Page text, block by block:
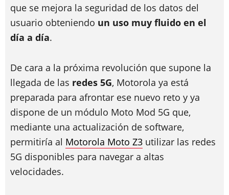
que se mejora la seguridad de los datos del
usuario obteniendo un uso muy fluido en el
día a día.
De cara a la próxima revolución que supone la
llegada de las redes 5G, Motorola ya está
preparada para afrontar ese nuevo reto y ya
dispone de un módulo Moto Mod 5G que,
mediante una actualización de software,
permitiría al Motorola Moto Z3 utilizar las redes
5G disponibles para navegar a altas
velocidades.